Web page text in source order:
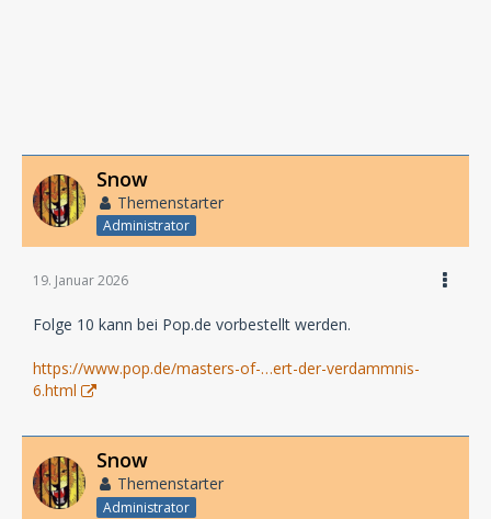
Snow
Themenstarter
Administrator
19. Januar 2026
Folge 10 kann bei Pop.de vorbestellt werden.
https://www.pop.de/masters-of-…ert-der-verdammnis-
6.html
Snow
Themenstarter
Administrator